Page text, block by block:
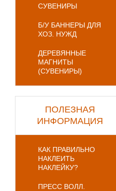
СУВЕНИРЫ
Б/У БАННЕРЫ ДЛЯ
ХОЗ. НУЖД
ДЕРЕВЯННЫЕ
МАГНИТЫ
(СУВЕНИРЫ)
ПОЛЕЗНАЯ
ИНФОРМАЦИЯ
КАК ПРАВИЛЬНО
НАКЛЕИТЬ
НАКЛЕЙКУ?
ПРЕСС ВОЛЛ.